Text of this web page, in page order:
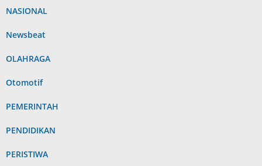
NASIONAL
Newsbeat
OLAHRAGA
Otomotif
PEMERINTAH
PENDIDIKAN
PERISTIWA